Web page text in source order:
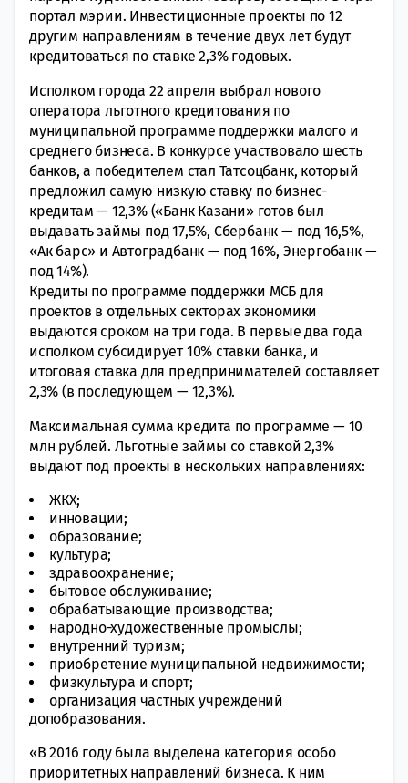
портал мэрии. Инвестиционные проекты по 12
другим направлениям в течение двух лет будут
кредитоваться по ставке 2,3% годовых.
Исполком города 22 апреля выбрал нового
оператора льготного кредитования по
муниципальной программе поддержки малого и
среднего бизнеса. В конкурсе участвовало шесть
банков, а победителем стал Татсоцбанк, который
предложил самую низкую ставку по бизнес-
кредитам — 12,3% («Банк Казани» готов был
выдавать займы под 17,5%, Сбербанк — под 16,5%,
«Ак барс» и Автоградбанк — под 16%, Энергобанк —
под 14%).
Кредиты по программе поддержки МСБ для
проектов в отдельных секторах экономики
выдаются сроком на три года. В первые два года
исполком субсидирует 10% ставки банка, и
итоговая ставка для предпринимателей составляет
2,3% (в последующем — 12,3%).
Максимальная сумма кредита по программе — 10
млн рублей. Льготные займы со ставкой 2,3%
выдают под проекты в нескольких направлениях:
ЖКХ;
инновации;
образование;
культура;
здравоохранение;
бытовое обслуживание;
обрабатывающие производства;
народно-художественные промыслы;
внутренний туризм;
приобретение муниципальной недвижимости;
физкультура и спорт;
организация частных учреждений
допобразования.
«В 2016 году была выделена категория особо
приоритетных направлений бизнеса. К ним